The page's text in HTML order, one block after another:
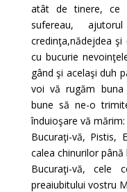
atât de tinere, ce
sufereau,
credinţa,nădejdea
cu bucurie
gând şi acelaşi duh
voi vă rugăm buna
bune să ne-o
înduioşare vă mărim:
Bucuraţi-vă, Pistis,
calea chinurilor
Bucuraţi-vă, cele
preaiubitului vostru